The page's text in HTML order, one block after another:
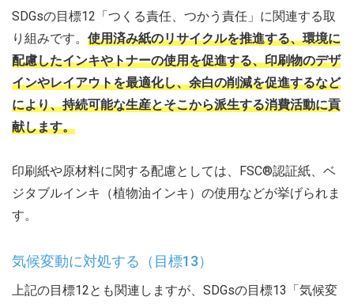
SDGsの目標12「つくる責任、つかう責任」に関連する取
り組みです。 使用済み紙のリサイクルを推進する、環境に
配慮したインキやトナーの使用を促進する、印刷物のデザ
インやレイアウトを最適化し、余白の削減を促進するなど
により、持続可能な生産とそこから派生する消費活動に貢
献します。
印刷紙や原材料に関する配慮としては、FSC®認証紙、ベ
ジタブルインキ（植物油インキ）の使用などが挙げられま
す。
気候変動に対処する（目標13）
上記の目標12とも関連しますが、SDGsの目標13「気候変